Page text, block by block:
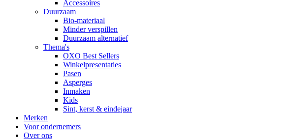
Accessoires
Duurzaam
Bio-materiaal
Minder verspillen
Duurzaam alternatief
Thema's
OXO Best Sellers
Winkelpresentaties
Pasen
Asperges
Inmaken
Kids
Sint, kerst & eindejaar
Merken
Voor ondernemers
Over ons